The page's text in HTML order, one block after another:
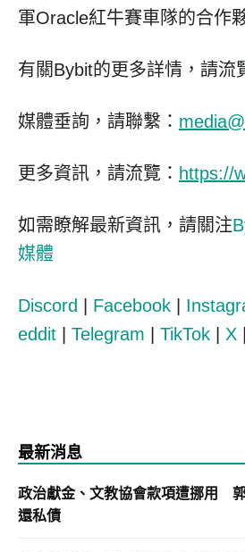
軍Oracle紅牛賽車隊的合作
有關Bybit的更多詳情，請流
媒體垂詢，請聯繫：
更多資訊，請流覽： https://
如需瞭解最新資訊，請關注
媒體
Discord Facebook
eddit
Telegram TikTok X
最新消息
政治獻金、文教協會款項遭挪用
還私債